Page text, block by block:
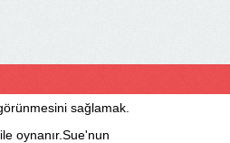
sağlamak.
oynanır.Sue'nun